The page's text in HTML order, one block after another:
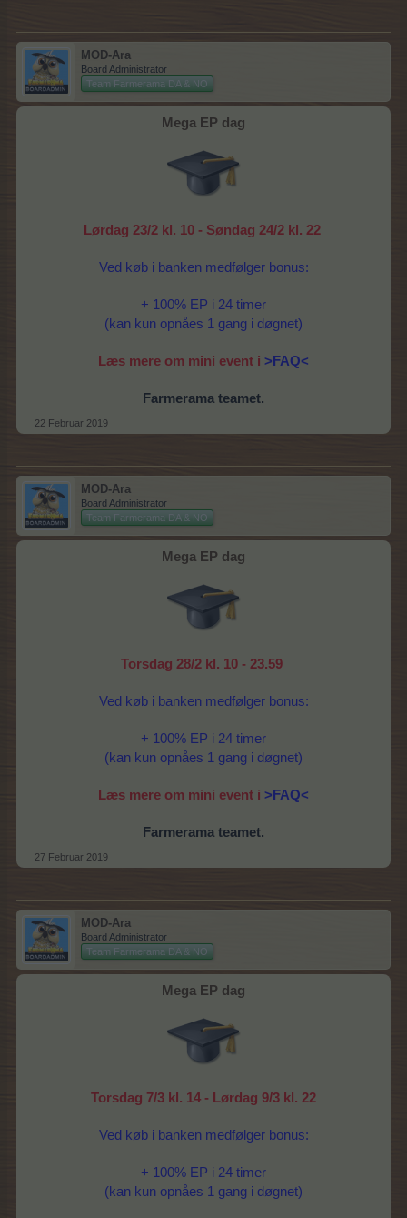
MOD-Ara
Board Administrator
Team Farmerama DA & NO
Mega EP dag
Lørdag 23/2 kl. 10 - Søndag 24/2 kl. 22
Ved køb i banken medfølger bonus:
+ 100% EP i 24 timer
(kan kun opnåes 1 gang i døgnet)
Læs mere om mini event i >FAQ<
Farmerama teamet.
22 Februar 2019
MOD-Ara
Board Administrator
Team Farmerama DA & NO
Mega EP dag
Torsdag 28/2 kl. 10 - 23.59
Ved køb i banken medfølger bonus:
+ 100% EP i 24 timer
(kan kun opnåes 1 gang i døgnet)
Læs mere om mini event i >FAQ<
Farmerama teamet.
27 Februar 2019
MOD-Ara
Board Administrator
Team Farmerama DA & NO
Mega EP dag
Torsdag 7/3 kl. 14 - Lørdag 9/3 kl. 22
Ved køb i banken medfølger bonus:
+ 100% EP i 24 timer
(kan kun opnåes 1 gang i døgnet)